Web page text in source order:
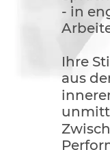
- in
Ihre
aus